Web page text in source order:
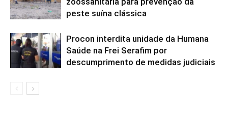
peste suína clássica
Procon interdita unidade da Humana
Saúde na Frei Serafim por
descumprimento de medidas judiciais